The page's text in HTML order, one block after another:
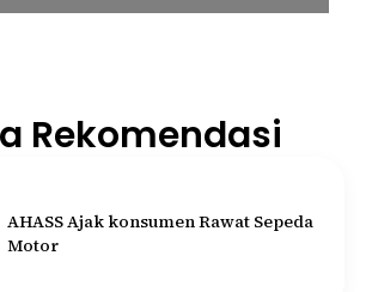
Rekomendasi
AHASS Ajak konsumen Rawat Sepeda
Motor